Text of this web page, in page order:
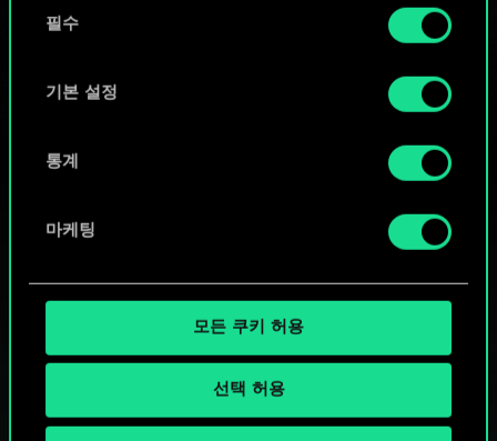
쿠키 사용에 관한 세부 사항이나 관련 설정은 아래의
필수
기본 설정
통계
마케팅
모든 쿠키 허용
선택 허용